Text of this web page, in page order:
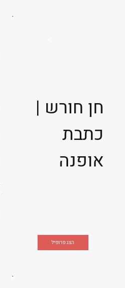
חן חורש |
כתבת
אופנה
הצג פרופיל